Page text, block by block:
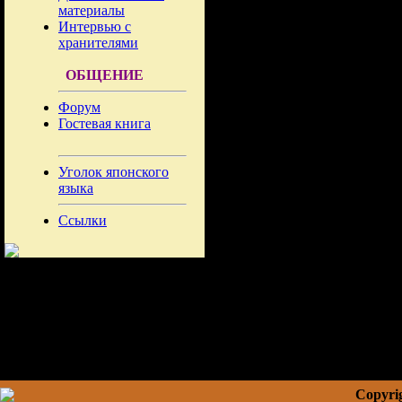
материалы
Интервью с
хранителями
ОБЩЕНИЕ
Форум
Гостевая книга
Уголок японского
языка
Ссылки